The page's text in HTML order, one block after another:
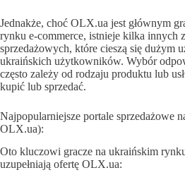
Jednakże, choć OLX.ua jest głównym
rynku e-commerce, istnieje kilka innych
sprzedażowych, które cieszą się dużym
ukraińskich użytkowników. Wybór
często zależy od rodzaju produktu lub
kupić lub sprzedać.
Najpopularniejsze portale sprzedażowe
OLX.ua):
Oto kluczowi gracze na ukraińskim
uzupełniają ofertę OLX.ua: